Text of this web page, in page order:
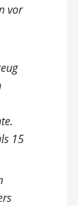
vor
15